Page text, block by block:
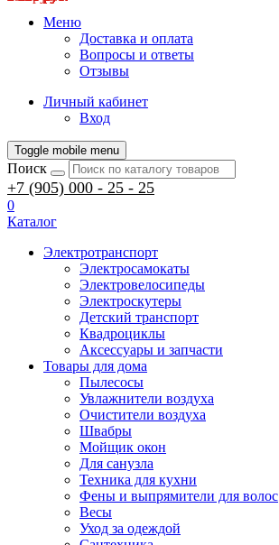
Меню
Доставка и оплата
Вопросы и ответы
Отзывы
Личный кабинет
Вход
Toggle mobile menu
Поиск
+7 (905) 000 - 25 - 25
0
Каталог
Электротранспорт
Электросамокаты
Электровелосипеды
Электроскутеры
Детский транспорт
Квадроциклы
Аксессуары и запчасти
Товары для дома
Пылесосы
Увлажнители воздуха
Очистители воздуха
Швабры
Мойщик окон
Для санузла
Техника для кухни
Фены и выпрямители для волос
Весы
Уход за одеждой